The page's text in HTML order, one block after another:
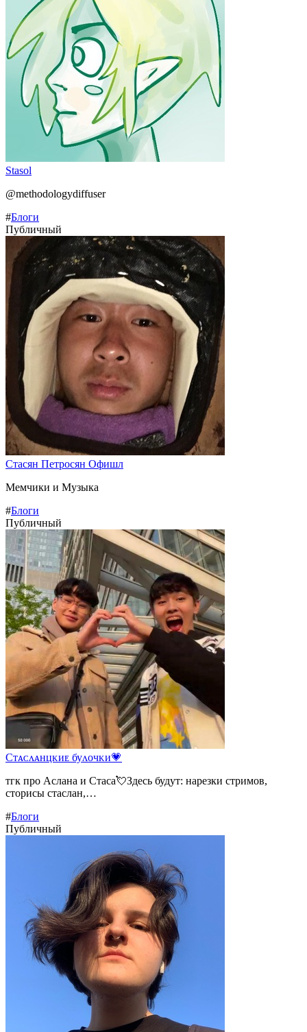
Stasol
@methodologydiffuser
#Блоги
Публичный
Стасян Петросян Офишл
Мемчики и Музыка
#Блоги
Публичный
Сᴛᴀᴄᴧᴀнцᴋиᴇ буᴧᴏчᴋи💗
тгк про Аслана и Стаса💘Здесь будут: нарезки стримов,
сторисы стаслан,…
#Блоги
Публичный